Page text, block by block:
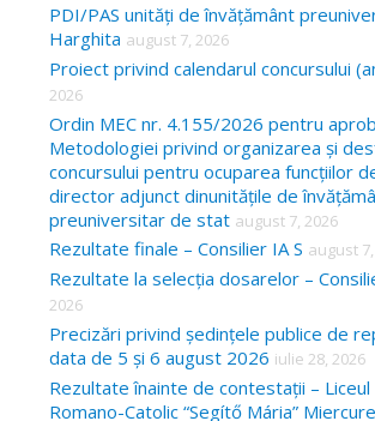
c
h
f
o
r
PDI/PAS unități de învățământ
Harghita august 7, 2026
Proiect privind calendarul concursului
2026
Ordin MEC nr. 4.155/2026 pentru
Metodologiei privind organizarea și
concursului pentru ocuparea funcțiilor
director adjunct dinunitățile de
preuniversitar de stat august 7, 2026
Rezultate finale – Consilier IA S august
Rezultate la selecția dosarelor –
2026
Precizări privind ședințele publice de
data de 5 și 6 august 2026 iulie 28, 2026
Rezultate înainte de contestații –
Romano-Catolic “Segítő Mária”